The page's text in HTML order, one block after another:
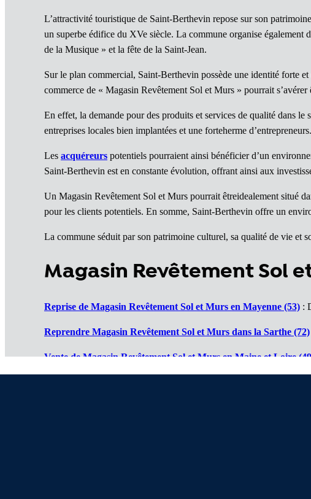
L’attractivité touristique de Saint-Berthevin repose sur son
un superbe édifice du XVe siècle. La commune organise également
de la Musique » et la fête de la Saint-Jean.
Sur le plan commercial, Saint-Berthevin possède une identité forte
commerce de « Magasin Revêtement Sol et Murs » pourrait
En effet, la demande pour des produits et services de qualité dans
entreprises locales bien implantées et une forteherme d’entrepreneurs.
Les acquéreurs potentiels pourraient ainsi bénéficier d’un
Saint-Berthevin est en constante évolution, offrant ainsi aux
Un Magasin Revêtement Sol et Murs pourrait êtreidealement situé
pour les clients potentiels. En somme, Saint-Berthevin offre un
La commune séduit par son patrimoine culturel, sa qualité de vie et
Magasin Revêtement Sol
Reprise de Magasin Revêtement Sol et Murs en Mayenne (53) :
Reprendre Magasin Revêtement Sol et Murs dans la Sarthe (72)
Vente de Magasin Revêtement Sol et Murs en Maine et Loire